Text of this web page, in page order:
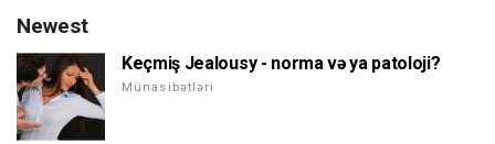
Newest
Keçmiş Jealousy - norma və ya patoloji?
Münasibətləri